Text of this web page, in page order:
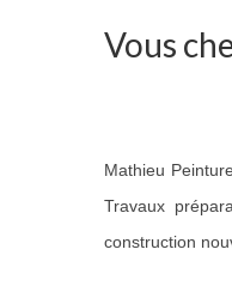
Vous
Mathieu
Travaux
construction